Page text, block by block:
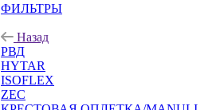
ФИЛЬТРЫ
Назад
РВД
HYTAR
ISOFLEX
ZEC